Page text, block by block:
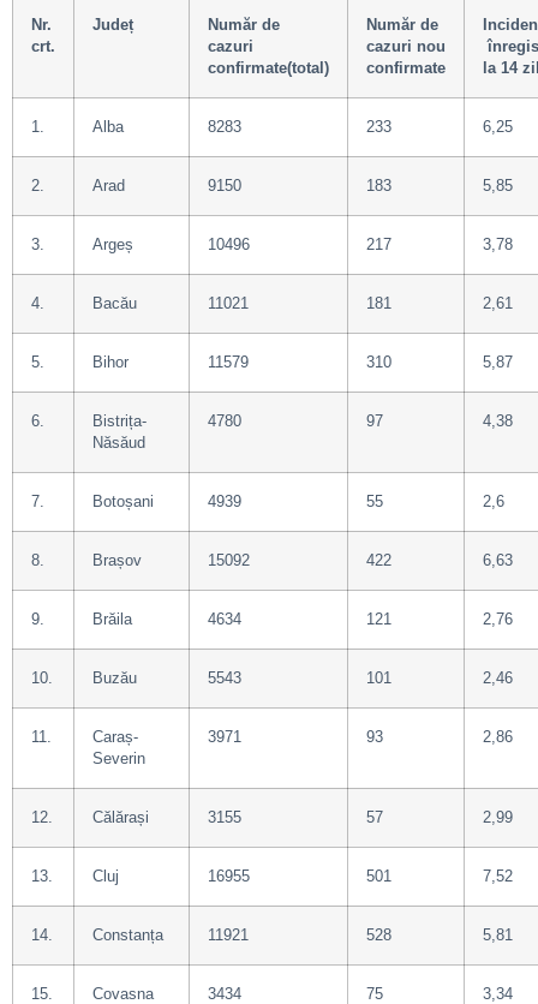
Nr.
crt.
Județ
Număr de
cazuri
confirmate(total)
Număr de
cazuri nou
confirmate
la 14
1. Alba 8283 233 6,25
2. Arad 9150 183 5,85
3. Argeș 10496 217 3,78
4. Bacău 11021 181 2,61
5. Bihor 11579 310 5,87
6.
Bistrița-
Năsăud
4780 97 4,38
7. Botoșani 4939 55 2,6
8. Brașov 15092 422 6,63
9. Brăila 4634 121 2,76
10. Buzău 5543 101 2,46
11.
Caraș-
Severin
3971 93 2,86
12. Călărași 3155 57 2,99
13. Cluj 16955 501 7,52
14. Constanța 11921 528 5,81
15. Covasna 3434 75 3,34